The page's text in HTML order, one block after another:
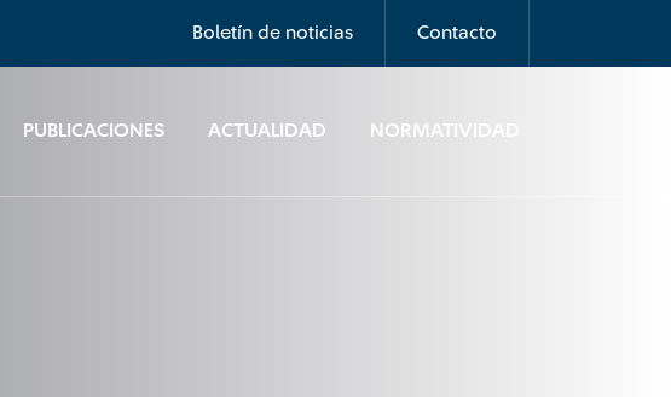
Boletín de noticias Contacto
PUBLICACIONES ACTUALIDAD NORMATIVIDAD